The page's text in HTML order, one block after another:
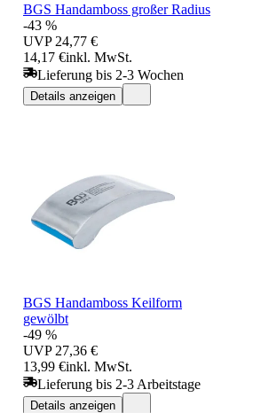
BGS Handamboss großer Radius
-43 %
UVP 24,77 €
14,17 €inkl. MwSt.
Lieferung bis 2-3 Wochen
Details anzeigen
BGS Handamboss Keilform
gewölbt
-49 %
UVP 27,36 €
13,99 €inkl. MwSt.
Lieferung bis 2-3 Arbeitstage
Details anzeigen